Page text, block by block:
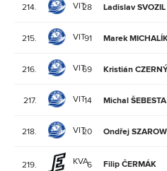
214. VIT28 Ladislav SVOZIL
215. VIT91 Marek
216. VIT69 Kristián
217. VIT14 Michal ŠEBESTA
218. VIT20 Ondřej
219. KVA6 Filip ČERMÁK